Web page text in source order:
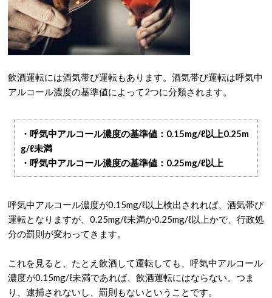
飲酒運転には酒気帯び運転もあります。酒気帯び運転は呼気中
アルコール濃度の基準値によって2つに分類されます。
・呼気中アルコール濃度の基準値：0.15mg/ℓ以上0.25m
g/ℓ未満
・呼気中アルコール濃度の基準値：0.25mg/ℓ以上
呼気中アルコール濃度が0.15mg/ℓ以上検出されれば、酒気帯び
運転となりますが、0.25mg/ℓ未満か0.25mg/ℓ以上かで、行政処
分の罰則が変わってきます。
これを見ると、たとえ飲酒して運転しても、呼気中アルコール
濃度が0.15mg/ℓ未満であれば、飲酒運転にはならない。つま
り、逮捕されないし、罰則もないということです。